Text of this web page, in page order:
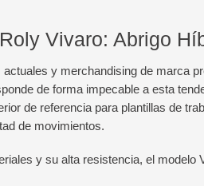
Vivaro: Abrigo
y merchandising de marca
de forma impecable a esta
de referencia para plantillas de
de movimientos.
y su alta resistencia, el